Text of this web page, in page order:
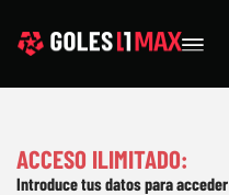
ACCESO ILIMITADO:
Introduce tus datos para acceder